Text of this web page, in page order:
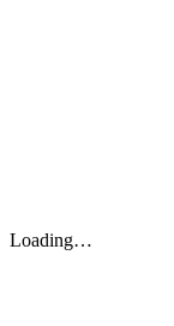
Loading…